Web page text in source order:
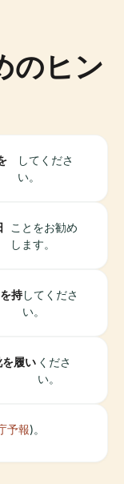
のヒン
してくださ
い。
ことをお勧め
します。
持してくださ
い。
履い くださ
い。
予報)。